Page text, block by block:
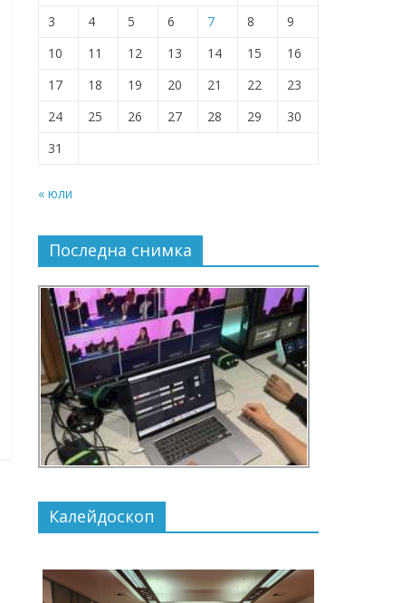
3
4 5 6 7 8
9
10
11 12 13 14 15
16
17
18 19 20 21 22
23
24
25 26 27 28 29
30
31
« юли
Последна снимка
Калейдоскоп